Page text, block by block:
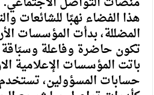
هذا الفضاء نهبًا للشائعات
المضللة، بدأت المؤسسات
تكون حاضرة وفاعلة
باتت المؤسسات الإعلامية
حسابات المسؤولين،